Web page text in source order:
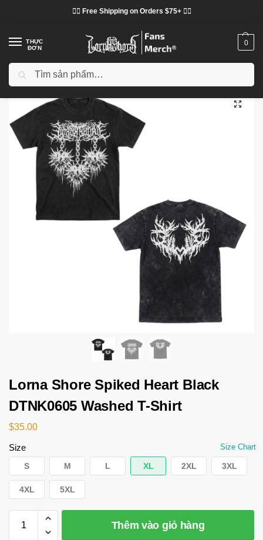
❤️‍🔥 Free Shipping on Orders $75+ ❤️‍🔥
THỰC
ĐƠN
0
Trang chủ / Cửa hàng / Lorna Shore vải
Lorna Shore Spiked Heart Black
DTNK0605 Washed T-Shirt
$35.00
Size Size Chart
S M L XL 2XL 3XL
4XL 5XL
Thêm vào giỏ hàng